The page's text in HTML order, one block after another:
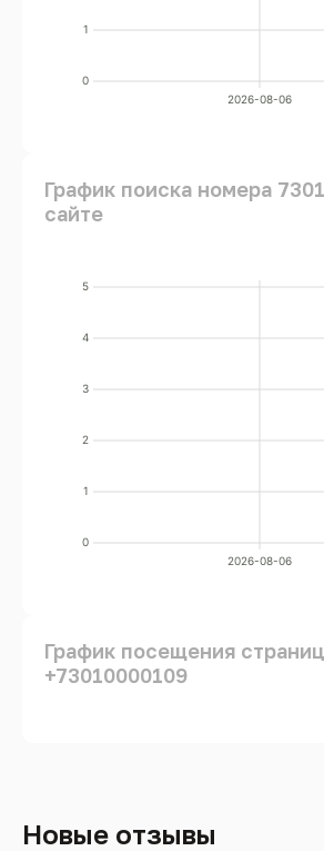
0
1
2026-08-06
График поиска номера
сайте
0
1
2
3
4
5
2026-08-06
График посещения
+73010000109
Новые отзывы